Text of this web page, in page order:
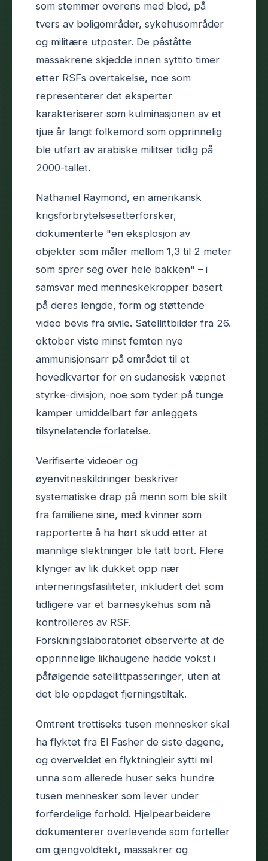
som stemmer overens med blod, på
tvers av boligområder, sykehusområder
og militære utposter. De påståtte
massakrene skjedde innen syttito timer
etter RSFs overtakelse, noe som
representerer det eksperter
karakteriserer som kulminasjonen av et
tjue år langt folkemord som opprinnelig
ble utført av arabiske militser tidlig på
2000-tallet.
Nathaniel Raymond, en amerikansk
krigsforbrytelsesetterforsker,
dokumenterte "en eksplosjon av
objekter som måler mellom 1,3 til 2 meter
som sprer seg over hele bakken" – i
samsvar med menneskekropper basert
på deres lengde, form og støttende
video bevis fra sivile. Satellittbilder fra 26.
oktober viste minst femten nye
ammunisjonsarr på området til et
hovedkvarter for en sudanesisk væpnet
styrke-divisjon, noe som tyder på tunge
kamper umiddelbart før anleggets
tilsynelatende forlatelse.
Verifiserte videoer og
øyenvitneskildringer beskriver
systematiske drap på menn som ble skilt
fra familiene sine, med kvinner som
rapporterte å ha hørt skudd etter at
mannlige slektninger ble tatt bort. Flere
klynger av lik dukket opp nær
interneringsfasiliteter, inkludert det som
tidligere var et barnesykehus som nå
kontrolleres av RSF.
Forskningslaboratoriet observerte at de
opprinnelige likhaugene hadde vokst i
påfølgende satellittpasseringer, uten at
det ble oppdaget fjerningstiltak.
Omtrent trettiseks tusen mennesker skal
ha flyktet fra El Fasher de siste dagene,
og overveldet en flyktningleir sytti mil
unna som allerede huser seks hundre
tusen mennesker som lever under
forferdelige forhold. Hjelpearbeidere
dokumenterer overlevende som forteller
om gjengvoldtekt, massakrer og